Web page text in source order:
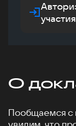
участия
О
Пообщаемся с